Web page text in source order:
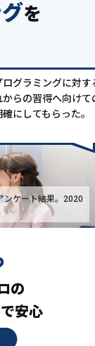
を
ログラミングに対
からの習得へ向け
確にしてもらった。
ンケート結果。2020
の
安心